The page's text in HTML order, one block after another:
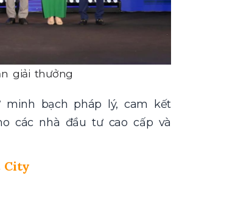
giải thưởng
minh bạch pháp lý, cam kết
các nhà đầu tư cao cấp và
City